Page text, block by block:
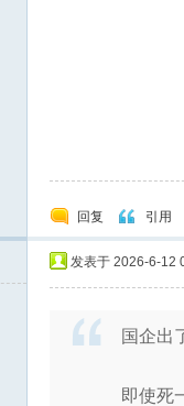
回复 引用
发表于 2026-6-12
国企出
即使死